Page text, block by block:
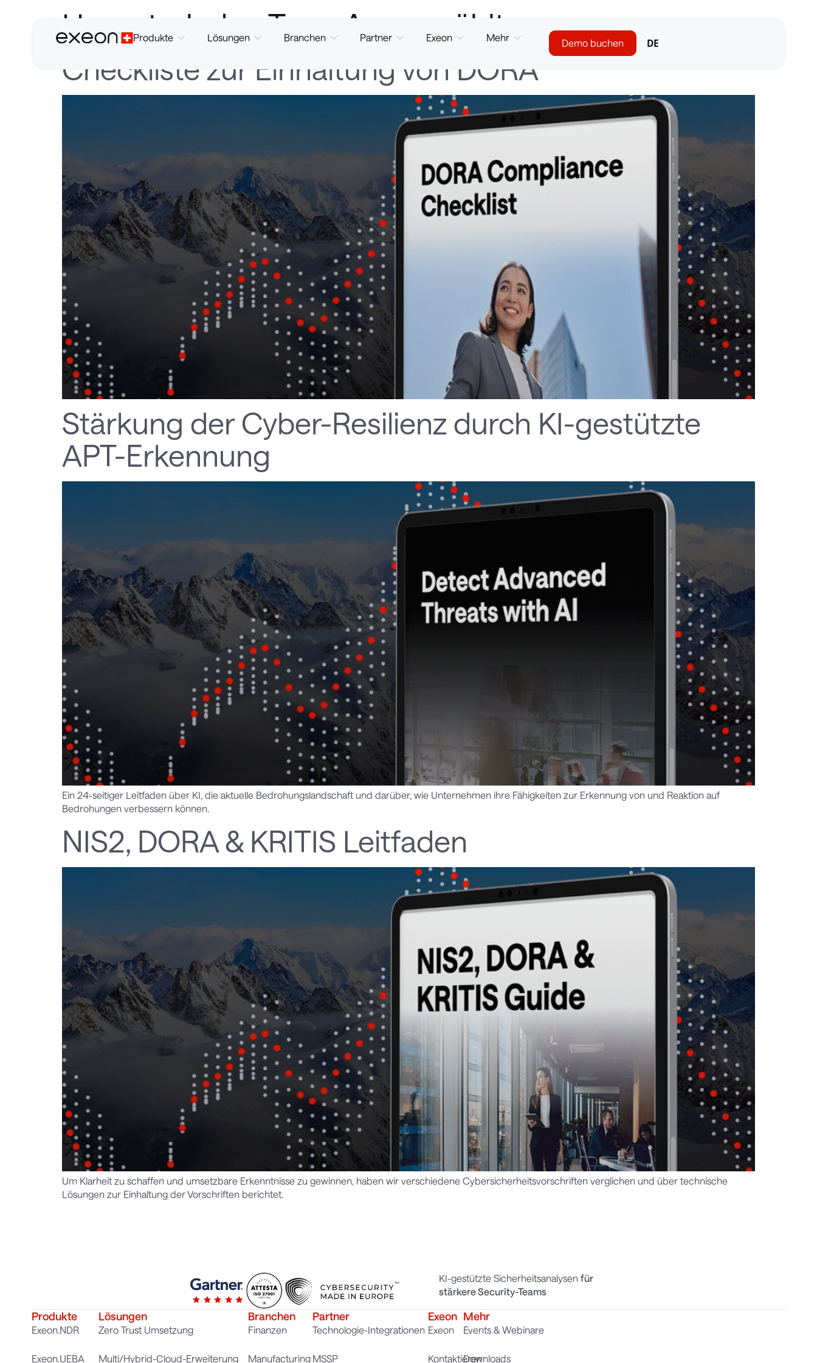
Produkte Lösungen Branchen Partner Exeon Mehr Demo buchen DE
Herunterladen Tags: Ausgewählt
Checkliste zur Einhaltung von DORA
Stärkung der Cyber-Resilienz durch KI-gestützte
APT-Erkennung
Ein 24-seitiger Leitfaden über KI, die aktuelle Bedrohungslandschaft und darüber, wie Unternehmen ihre Fähigkeiten zur Erkennung von und Reaktion auf
Bedrohungen verbessern können.
NIS2, DORA & KRITIS Leitfaden
Um Klarheit zu schaffen und umsetzbare Erkenntnisse zu gewinnen, haben wir verschiedene Cybersicherheitsvorschriften verglichen und über technische
Lösungen zur Einhaltung der Vorschriften berichtet.
KI-gestützte Sicherheitsanalysen für
stärkere Security-Teams
Produkte
Exeon.NDR
Exeon.UEBA
Lösungen
Zero Trust Umsetzung
Multi/Hybrid-Cloud-Erweiterung
Branchen
Finanzen
Manufacturing
Partner
Technologie-Integrationen
MSSP
Exeon
Exeon
Kontaktieren
Mehr
Events & Webinare
Downloads